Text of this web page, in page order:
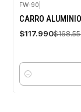
-30%
OFF
FW-90
CARRO
$117.990
Cantidad